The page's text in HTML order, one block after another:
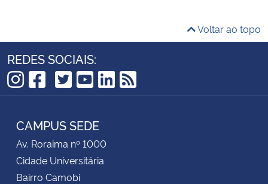
Voltar ao topo
REDES SOCIAIS:
Instagram
Facebook
TikTok
Twitter
YouTube
LinkedIn
RSS
CAMPUS SEDE
Av. Roraima nº 1000
Cidade Universitária
Bairro Camobi